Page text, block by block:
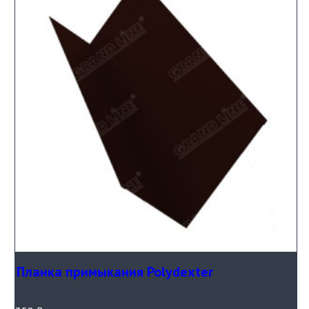
Планка примыкания Polydexter